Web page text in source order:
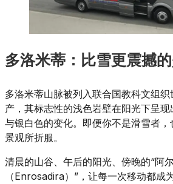
多洛米蒂：比雪更震撼
多洛米蒂山脉被列入联合国教科文组
产，其标志性的浅色岩壁在阳光下呈
与银白色的变化。即便你不是滑雪者，
景观所折服。
清晨的山谷、午后的阳光、傍晚的“阿
（Enrosadira）”，让每一次移动都成